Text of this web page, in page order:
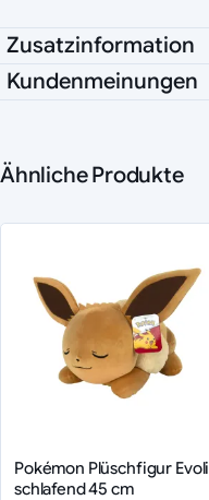
Zusatzinformation
Kundenmeinungen
Ähnliche Produkte
Pokémon Plüschfigur Evoli
schlafend 45 cm